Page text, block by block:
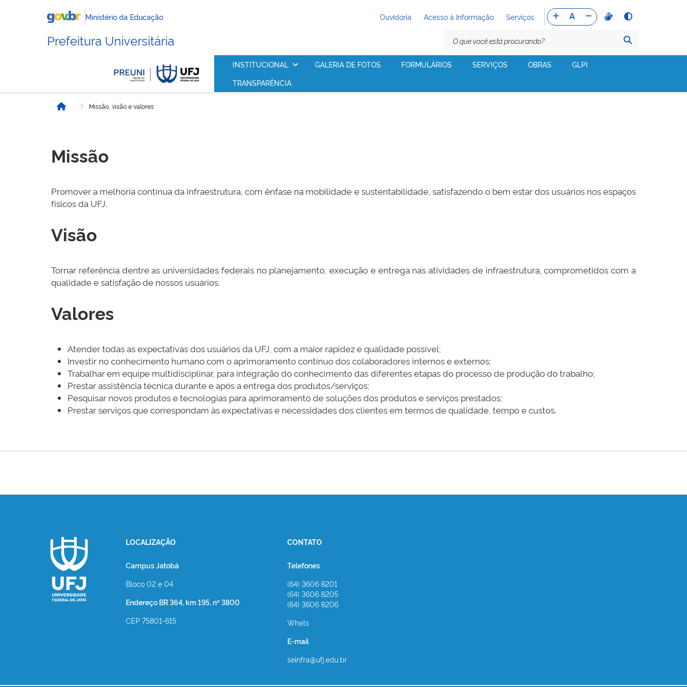
Ministério da Educação Ouvidoria Acesso à Informação Serviços
Prefeitura Universitária
INSTITUCIONAL GALERIA DE FOTOS FORMULÁRIOS SERVIÇOS OBRAS
GLPI
TRANSPARÊNCIA
Início Missão, visão e valores
Missão
Promover a melhoria contínua da infraestrutura, com ênfase na mobilidade e sustentabilidade, satisfazendo o bem estar dos usuários nos espaços
físicos da UFJ.
Visão
Tornar referência dentre as universidades federais no planejamento, execução e entrega nas atividades de infraestrutura, comprometidos com a
qualidade e satisfação de nossos usuários.
Valores
Atender todas as expectativas dos usuários da UFJ, com a maior rapidez e qualidade possível;
Investir no conhecimento humano com o aprimoramento contínuo dos colaboradores internos e externos;
Trabalhar em equipe multidisciplinar, para integração do conhecimento das diferentes etapas do processo de produção do trabalho;
Prestar assistência técnica durante e após a entrega dos produtos/serviços;
Pesquisar novos produtos e tecnologias para aprimoramento de soluções dos produtos e serviços prestados;
Prestar serviços que correspondam às expectativas e necessidades dos clientes em termos de qualidade, tempo e custos.
LOCALIZAÇÃO
Campus Jatobá
Bloco 02 e 04
Endereço BR 364, km 195, nº 3800
CEP 75801-615
CONTATO
Telefones
(64) 3606 8201
(64) 3606 8205
(64) 3606 8206
Whats
E-mail
seinfra@ufj.edu.br